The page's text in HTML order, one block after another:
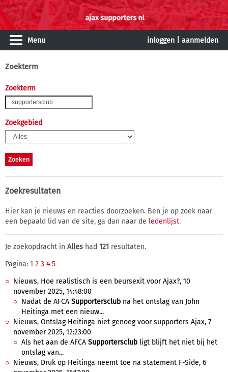
Menu inloggen aanmelden
Zoekterm
Zoekterm
Zoekgebied
Zoekresultaten
Hier kan je nieuws en reacties doorzoeken. Ben je op zoek naar
een bepaald lid van de site, ga dan naar de ledenlijst.
Je zoekopdracht in Alles had 121 resultaten.
Pagina: 1 2 3 4 5
Nieuws, Hoe realistisch is een beursexit voor Ajax?, 10
november 2025, 14:48:00
Nadat de AFCA Supportersclub na het ontslag van John
Heitinga met een nieuw...
Nieuws, Ontslag Heitinga niet genoeg voor supporters Ajax, 7
november 2025, 12:23:00
Als het aan de AFCA Supportersclub ligt blijft het niet bij het
ontslag van...
Nieuws, Druk op Heitinga neemt toe na statement F-Side, 6